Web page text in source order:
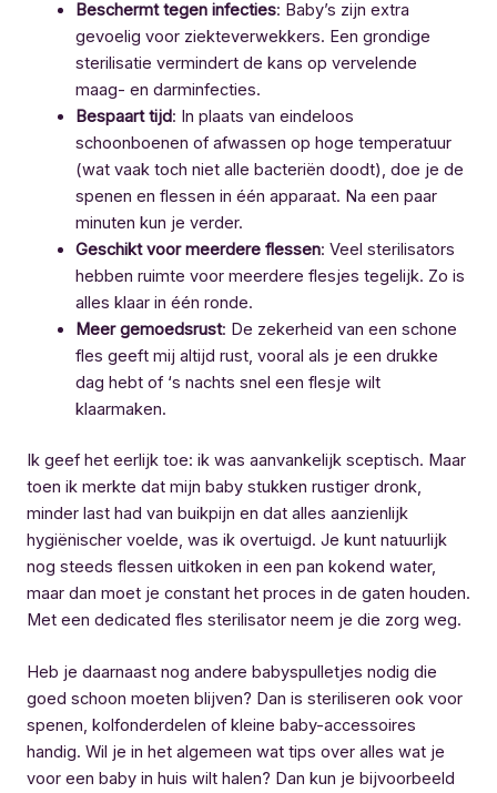
Beschermt tegen infecties: Baby’s zijn extra
gevoelig voor ziekteverwekkers. Een grondige
sterilisatie vermindert de kans op vervelende
maag- en darminfecties.
Bespaart tijd: In plaats van eindeloos
schoonboenen of afwassen op hoge temperatuur
(wat vaak toch niet alle bacteriën doodt), doe je de
spenen en flessen in één apparaat. Na een paar
minuten kun je verder.
Geschikt voor meerdere flessen: Veel sterilisators
hebben ruimte voor meerdere flesjes tegelijk. Zo is
alles klaar in één ronde.
Meer gemoedsrust: De zekerheid van een schone
fles geeft mij altijd rust, vooral als je een drukke
dag hebt of ‘s nachts snel een flesje wilt
klaarmaken.
Ik geef het eerlijk toe: ik was aanvankelijk sceptisch. Maar
toen ik merkte dat mijn baby stukken rustiger dronk,
minder last had van buikpijn en dat alles aanzienlijk
hygiënischer voelde, was ik overtuigd. Je kunt natuurlijk
nog steeds flessen uitkoken in een pan kokend water,
maar dan moet je constant het proces in de gaten houden.
Met een dedicated fles sterilisator neem je die zorg weg.
Heb je daarnaast nog andere babyspulletjes nodig die
goed schoon moeten blijven? Dan is steriliseren ook voor
spenen, kolfonderdelen of kleine baby-accessoires
handig. Wil je in het algemeen wat tips over alles wat je
voor een baby in huis wilt halen? Dan kun je bijvoorbeeld